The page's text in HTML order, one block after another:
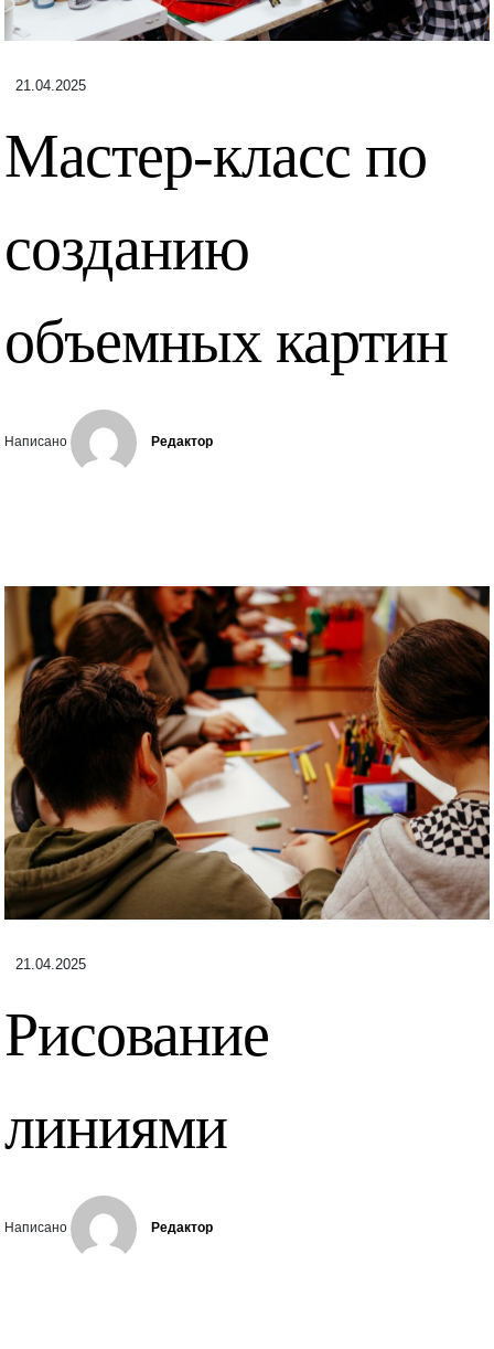
21.04.2025
Мастер-класс по
созданию
объемных картин
Написано Редактор
21.04.2025
Рисование
линиями
Написано Редактор